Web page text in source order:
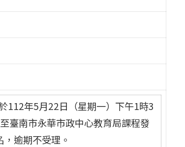
112年5月22日（星期一）下午1時3
臺南市永華市政中心教育局課程發
逾期不受理。